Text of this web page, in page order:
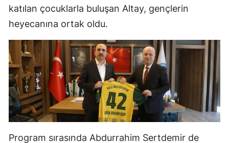
Erzurum
Gaziantep
Giresun
Gümüşhane
Hakkari
Hatay
katılan çocuklarla buluşan Altay, gençlerin
heyecanına ortak oldu.
Program sırasında Abdurrahim Sertdemir de